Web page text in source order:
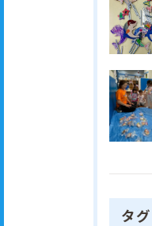
タグ